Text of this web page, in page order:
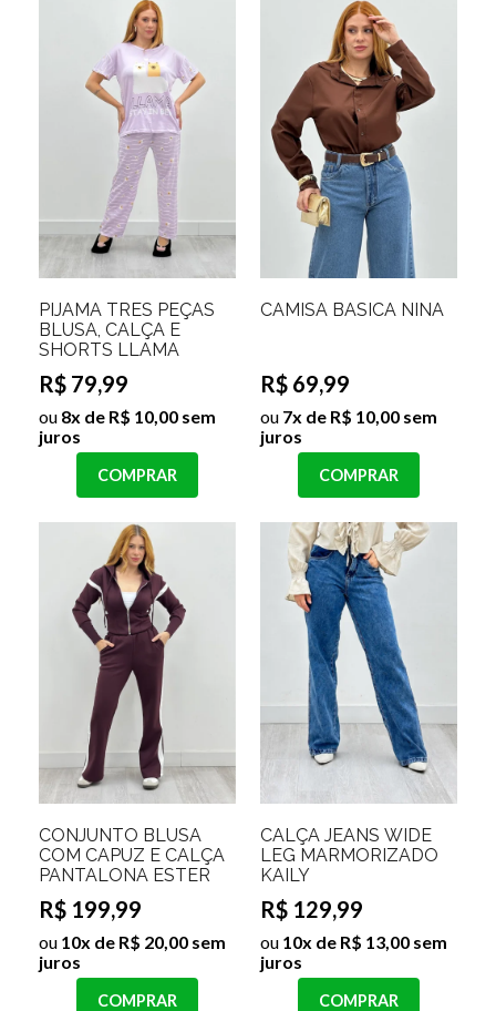
PIJAMA TRES PEÇAS
BLUSA, CALÇA E
SHORTS LLAMA
R$ 79,99
ou 8x de R$ 10,00 sem
juros
COMPRAR
CAMISA BASICA NINA
R$ 69,99
ou 7x de R$ 10,00 sem
juros
COMPRAR
CONJUNTO BLUSA
COM CAPUZ E CALÇA
PANTALONA ESTER
R$ 199,99
ou 10x de R$ 20,00 sem
juros
COMPRAR
CALÇA JEANS WIDE
LEG MARMORIZADO
KAILY
R$ 129,99
ou 10x de R$ 13,00 sem
juros
COMPRAR